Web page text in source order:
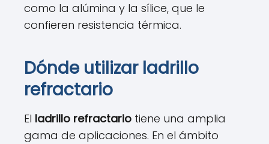
como la alúmina y la sílice, que le
confieren resistencia térmica.
Dónde utilizar ladrillo
refractario
El ladrillo refractario tiene una amplia
gama de aplicaciones. En el ámbito